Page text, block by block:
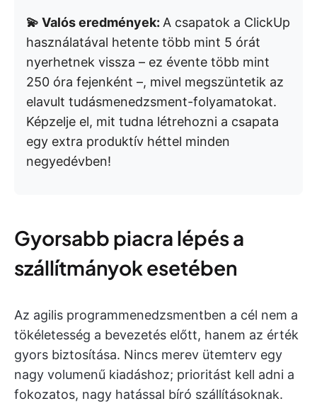
💫 Valós eredmények: A csapatok a ClickUp
használatával hetente több mint 5 órát
nyerhetnek vissza – ez évente több mint
250 óra fejenként –, mivel megszüntetik az
elavult tudásmenedzsment-folyamatokat.
Képzelje el, mit tudna létrehozni a csapata
egy extra produktív héttel minden
negyedévben!
Gyorsabb piacra lépés a
szállítmányok esetében
Az agilis programmenedzsmentben a cél nem a
tökéletesség a bevezetés előtt, hanem az érték
gyors biztosítása. Nincs merev ütemterv egy
nagy volumenű kiadáshoz; prioritást kell adni a
fokozatos, nagy hatással bíró szállításoknak.